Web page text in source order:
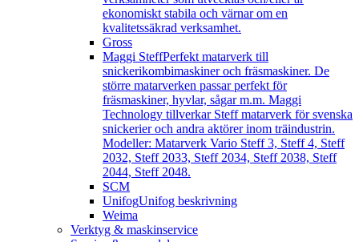
ekonomiskt stabila och värnar om en
kvalitetssäkrad verksamhet.
Gross
Maggi SteffPerfekt matarverk till
snickerikombimaskiner och fräsmaskiner. De
större matarverken passar perfekt för
fräsmaskiner, hyvlar, sågar m.m. Maggi
Technology tillverkar Steff matarverk för svenska
snickerier och andra aktörer inom träindustrin.
Modeller: Matarverk Vario Steff 3, Steff 4, Steff
2032, Steff 2033, Steff 2034, Steff 2038, Steff
2044, Steff 2048.
SCM
UnifogUnifog beskrivning
Weima
Verktyg & maskinservice